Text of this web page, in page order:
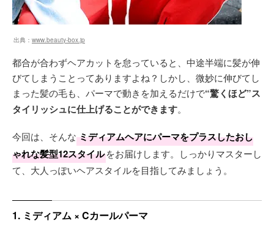
出典： www.beauty-box.jp
都合が合わずヘアカットを怠っていると、中途半端に髪が伸
びてしまうことってありますよね？しかし、微妙に伸びてし
まった髪の毛も、パーマで動きを加えるだけで“驚くほど”ス
タイリッシュに仕上げることができます。
今回は、そんな ミディアムヘアにパーマをプラスしたおし
ゃれな髪型12スタイルをお届けします。しっかりマスターし
て、大人っぽいヘアスタイルを目指してみましょう。
1. ミディアム × Cカールパーマ